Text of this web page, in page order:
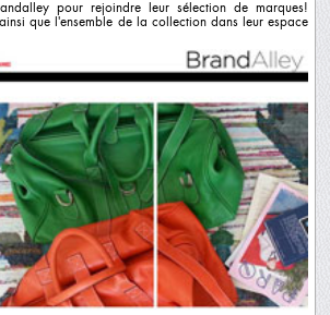
pour rejoindre leur sélection de marques!
que l'ensemble de la collection dans leur espace